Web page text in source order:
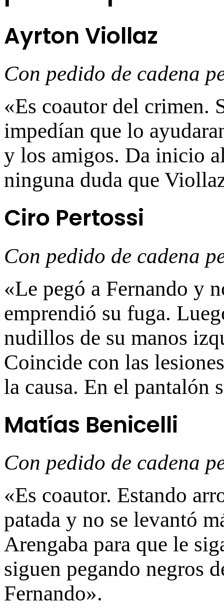
Ayrton Viollaz
Con pedido de cadena
«Es coautor del crimen.
impedían que lo
y los amigos. Da inicio
ninguna duda que
Ciro Pertossi
Con pedido de cadena
«Le pegó a Fernando y
emprendió su fuga.
nudillos de su manos
Coincide con las
la causa. En el pantalón
Matías Benicelli
Con pedido de cadena
«Es coautor. Estando
patada y no se levantó
Arengaba para que le
siguen pegando negros
Fernando».